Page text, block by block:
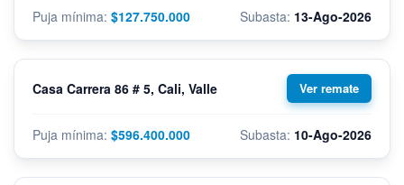
$127.750.000 13-Ago-2026
$596.400.000
Casa Carrera 86 # 5, Cali, Valle
10-Ago-2026